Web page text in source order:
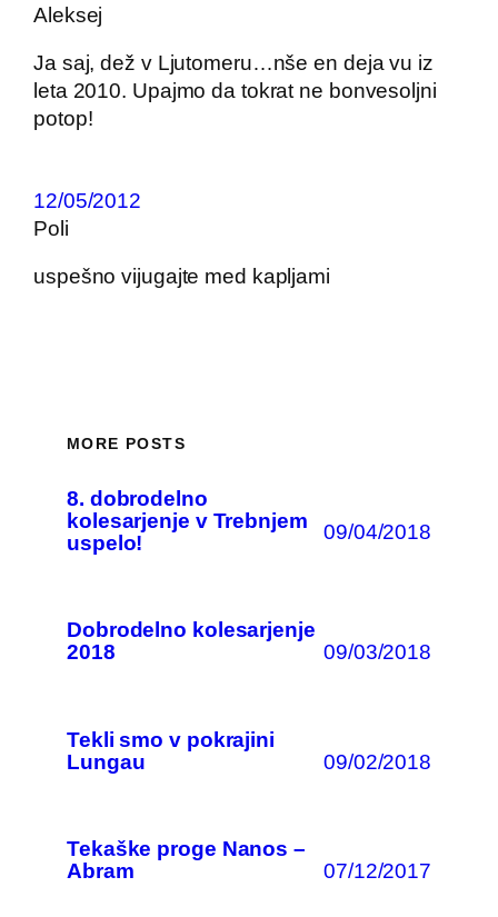
Aleksej
Ja saj, dež v Ljutomeru…nše en deja vu iz
leta 2010. Upajmo da tokrat ne bonvesoljni
potop!
12/05/2012
Poli
uspešno vijugajte med kapljami
MORE POSTS
8. dobrodelno
kolesarjenje v Trebnjem
uspelo!
09/04/2018
Dobrodelno kolesarjenje
2018
09/03/2018
Tekli smo v pokrajini
Lungau
09/02/2018
Tekaške proge Nanos –
Abram
07/12/2017